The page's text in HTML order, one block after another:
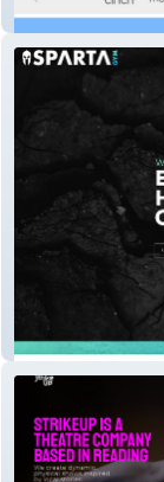
tact.
Sparta Gym